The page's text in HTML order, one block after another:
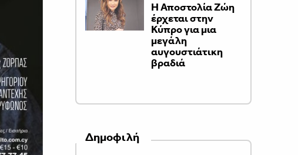
Η Αποστολία Ζώη
έρχεται στην
Κύπρο για μια
μεγάλη
αυγουστιάτικη
βραδιά
Δημοφιλή